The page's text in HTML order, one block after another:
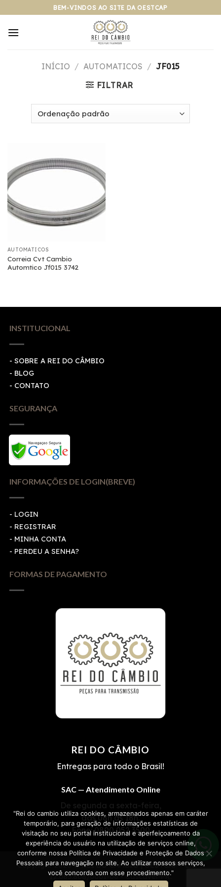
para
BEM-VINDOS AO SITE DA OESTCAP
INÍCIO / AUTOMATICOS / JF015
FILTRAR
AUTOMATICOS
Correia Cvt Cambio
Automtico Jf015 3742
INSTITUCIONAL
- SOBRE A REI DO CÂMBIO
- BLOG
- CONTATO
SEGURANÇA
INFORMAÇÕES DE LOGIN(BREVE)
- LOGIN
- REGISTRAR
- MINHA CONTA
- PERDEU A SENHA?
FORMAS DE PAGAMENTO
REI DO CÂMBIO
Entregas para todo o Brasil!
SAC — Atendimento Online
De segunda a sexta-feira,
das 08h às 18h.
Fone:0800 052 3500
Copyright 2026 ©REI DO CÂMBIO | OESTCAP• CNPJ
12.085.808/0001-06 • Cascavel-PR.
"Rei do cambio utiliza cookies, armazenados apenas em caráter
temporário, para geração de informações estatísticas de
visitação no seu portal institucional e aperfeiçoamento da
experiência do usuário na utilização de serviços online,
conforme nossa Política de Privacidade e Proteção de Dados
Pessoais para navegação no site. Ao utilizar nossos serviços,
você concorda com esse procedimento."